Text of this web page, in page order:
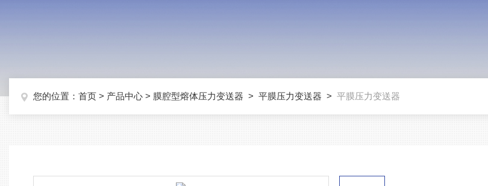
您的位置： 首页 > 产品中心 > 膜腔型熔体压力变送器 > 平膜压力变送器 > 平膜压力变送器